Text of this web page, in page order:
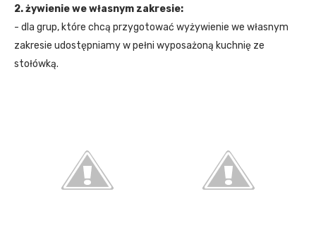
2. żywienie we własnym zakresie:
- dla grup, które chcą przygotować wyżywienie we własnym
zakresie udostępniamy w pełni wyposażoną kuchnię ze
stołówką.